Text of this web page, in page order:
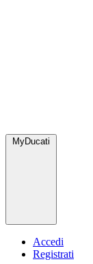
MyDucati
Accedi
Registrati